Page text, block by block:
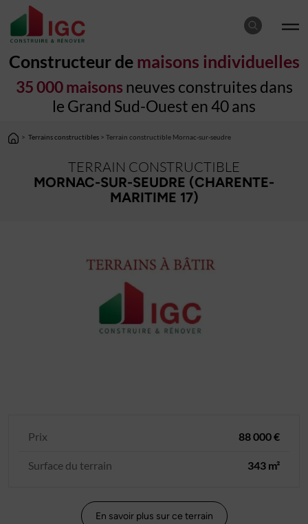
Constructeur de maisons individuelles
35 000 maisons neuves construites dans
le Grand Sud-Ouest en 40 ans
> Terrains constructibles > Terrain constructible Mornac-sur-seudre
TERRAIN CONSTRUCTIBLE
MORNAC-SUR-SEUDRE (CHARENTE-
MARITIME 17)
Prix 88 000 €
Surface du terrain 343 m²
En savoir plus sur ce terrain